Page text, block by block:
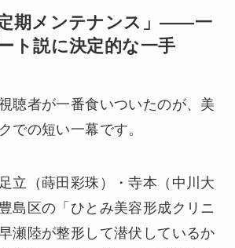
期メンテナンス」——一
ト説に決定的な一手
聴者が一番食いついたのが、美
での短い一幕です。
立（蒔田彩珠）・寺本（中川大
島区の「ひとみ美容形成クリニ
瀬陸が整形して潜伏しているか